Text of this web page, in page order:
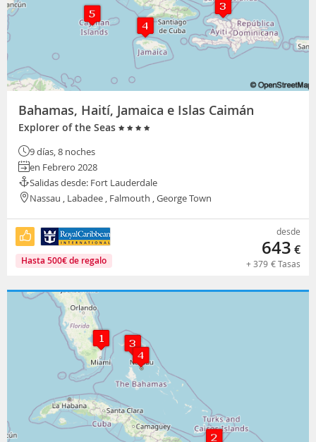
Bahamas, Haití, Jamaica e Islas Caimán
Explorer of the Seas
9 días, 8 noches
en Febrero 2028
Salidas desde: Fort Lauderdale
Nassau , Labadee , Falmouth , George Town
Hasta 500€de regalo
desde
643 €
+ 379 €Tasas